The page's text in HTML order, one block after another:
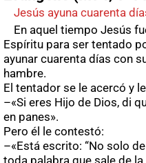
Jesús ayuna cuarenta
En aquel tiempo Jesús
Espíritu para ser tentado
ayunar cuarenta días con
hambre.
El tentador se le acercó y
–«Si eres Hijo de Dios, di
en panes».
Pero él le contestó:
–«Está escrito: “No solo